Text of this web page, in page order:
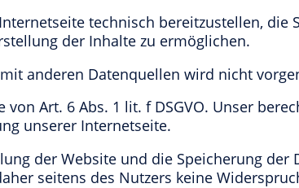
technisch bereitzustellen, die
der Inhalte zu ermöglichen.
anderen Datenquellen wird nicht
Art. 6 Abs. 1 lit. f DSGVO. Unser
unserer Internetseite.
der Website und die Speicherung
seitens des Nutzers keine